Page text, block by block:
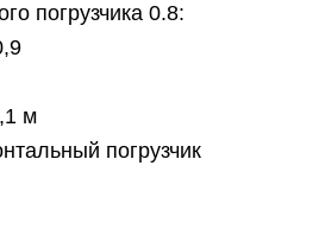
погрузчика 0.8:
м
погрузчик